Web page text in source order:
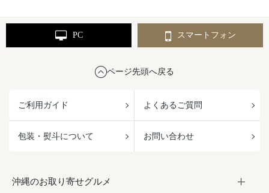
PC スマートフォン
ページ先頭へ戻る
ご利用ガイド よくあるご質問
包装・熨斗について お問い合わせ
沖縄のお取り寄せグルメ